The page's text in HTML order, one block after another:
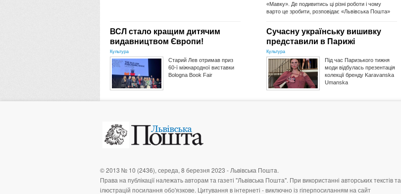
«Мавку». Де подивитись ці різні роботи і чому
варто це зробити, розповідає «Львівська Пошта»
ВСЛ стало кращим дитячим
видавництвом Європи!
Культура
Старий Лев отримав приз
60-ї міжнародної виставки
Bologna Book Fair
Сучасну українську вишивку
представили в Парижі
Культура
Під час Паризького тижня
моди відбулась презентація
колекції бренду Karavanska
Umanska
© 2013 № 10 (2436), середа, 8 березня 2023 - Львівська Поштa.
Права на публікації належать авторам та газеті "Львівська Пошта". При використанні авторських текстів та
ілюстрацій посилання обо'язкове. Цитування в інтернеті - виключно із гіперпосиланням на сайт